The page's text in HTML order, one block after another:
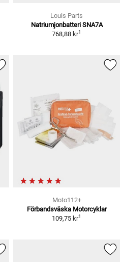
Louis Parts
Natriumjonbatteri SNA7A
768,88 kr1
Moto112+
Förbandsväska Motorcyklar
109,75 kr1